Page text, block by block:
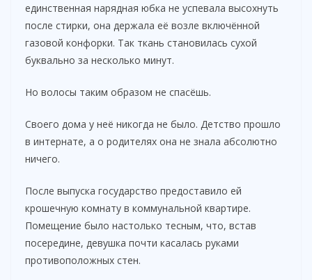
e
o
единственная нарядная юбка не успевала высохнуть
после стирки, она держала её возле включённой
газовой конфорки. Так ткань становилась сухой
буквально за несколько минут.
Но волосы таким образом не спасёшь.
Своего дома у неё никогда не было. Детство прошло
в интернате, а о родителях она не знала абсолютно
ничего.
После выпуска государство предоставило ей
крошечную комнату в коммунальной квартире.
Помещение было настолько тесным, что, встав
посередине, девушка почти касалась руками
противоположных стен.